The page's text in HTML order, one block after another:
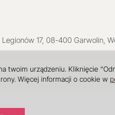
Legionów 17, 08-400 Garwolin ,
twoim urządzeniu. Kliknięcie
Więcej informacji o cookie w